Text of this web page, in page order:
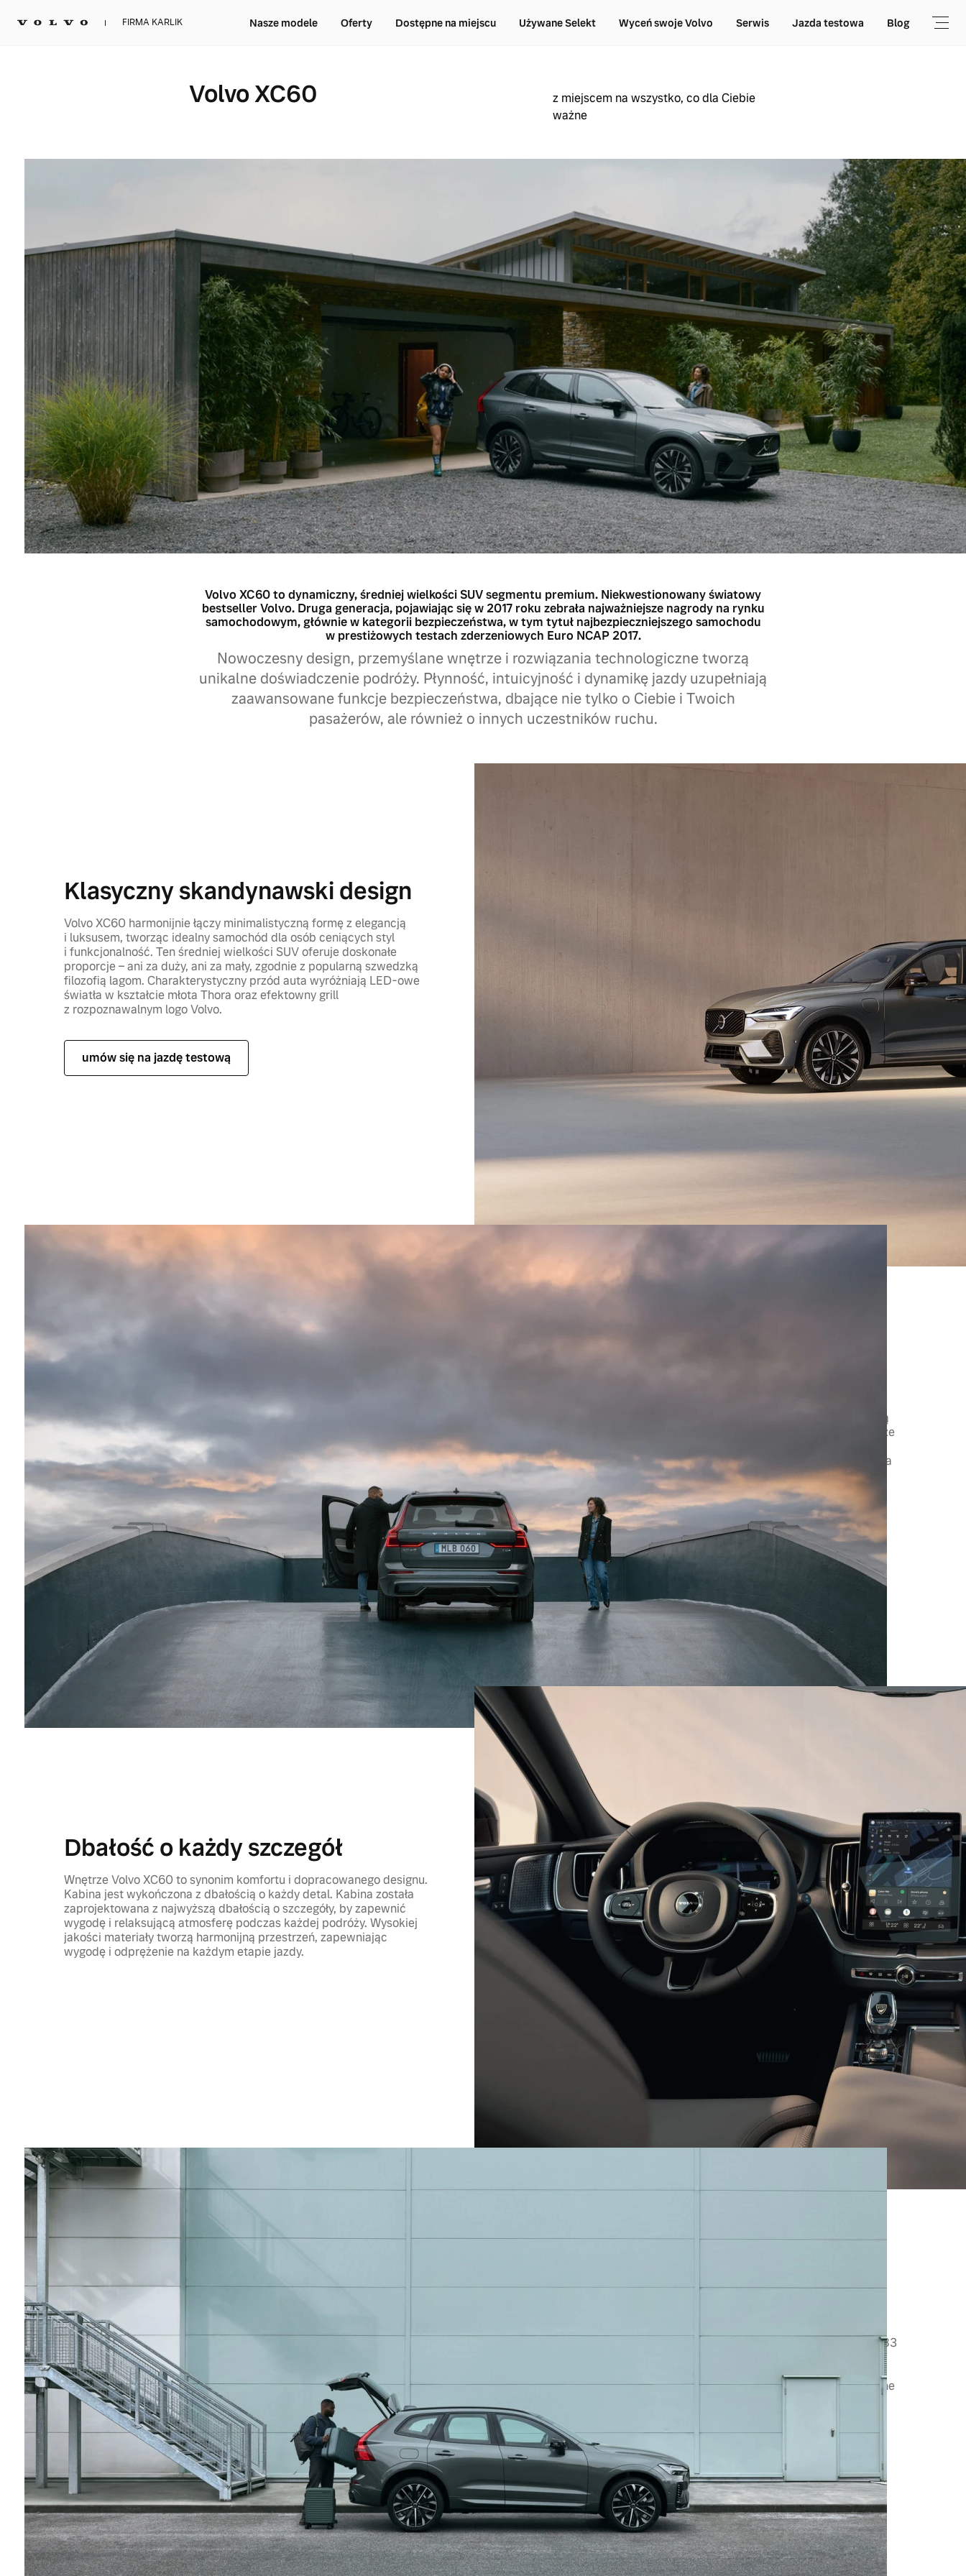
FIRMA KARLIK Nasze modele Oferty Dostępne na miejscu Używane Selekt Wyceń swoje Volvo Serwis Jazda testowa Blog
Volvo XC60
z miejscem na wszystko, co dla Ciebie
ważne
Volvo XC60 to dynamiczny, średniej wielkości SUV segmentu premium. Niekwestionowany światowy
bestseller Volvo. Druga generacja, pojawiając się w 2017 roku zebrała najważniejsze nagrody na rynku
samochodowym, głównie w kategorii bezpieczeństwa, w tym tytuł najbezpieczniejszego samochodu
w prestiżowych testach zderzeniowych Euro NCAP 2017.
Nowoczesny design, przemyślane wnętrze i rozwiązania technologiczne tworzą
unikalne doświadczenie podróży. Płynność, intuicyjność i dynamikę jazdy uzupełniają
zaawansowane funkcje bezpieczeństwa, dbające nie tylko o Ciebie i Twoich
pasażerów, ale również o innych uczestników ruchu.
Klasyczny skandynawski design
Volvo XC60 harmonijnie łączy minimalistyczną formę z elegancją
i luksusem, tworząc idealny samochód dla osób ceniących styl
i funkcjonalność. Ten średniej wielkości SUV oferuje doskonałe
proporcje – ani za duży, ani za mały, zgodnie z popularną szwedzką
filozofią lagom. Charakterystyczny przód auta wyróżniają LED-owe
światła w kształcie młota Thora oraz efektowny grill
z rozpoznawalnym logo Volvo.
umów się na jazdę testową
Bezpieczeństwo na pierwszym
Volvo XC60 wyposażone jest w system City Safety, który za pomocą
kamer i radarów wykrywa inne pojazdy, rowerzystów, pieszych i duże
zwierzęta, nawet w nocy. W przypadku zagrożenia kolizją, system
ostrzega kierowcę, a w razie braku reakcji automatycznie uruchamia
hamulce, pomagając uniknąć niebezpiecznych sytuacji.
To innowacyjne rozwiązanie dowodzi, że Volvo stawia
bezpieczeństwo na pierwszym miejscu, zapewniając maksymalną
ochronę podczas każdej podróży.
Dbałość o każdy szczegół
Wnętrze Volvo XC60 to synonim komfortu i dopracowanego designu.
Kabina jest wykończona z dbałością o każdy detal. Kabina została
zaprojektowana z najwyższą dbałością o szczegóły, by zapewnić
wygodę i relaksującą atmosferę podczas każdej podróży. Wysokiej
jakości materiały tworzą harmonijną przestrzeń, zapewniając
wygodę i odprężenie na każdym etapie jazdy.
potrzebujesz
przestronność i funkcjonalność. Standardowa pojemność wynosi 483
Dla osób, które chcą zachować tylną kanapę, a jednocześnie
potrzebują dodatkowego miejsca na bagaż, proponujemy praktyczne
sprawdź ofertę akcesoriów